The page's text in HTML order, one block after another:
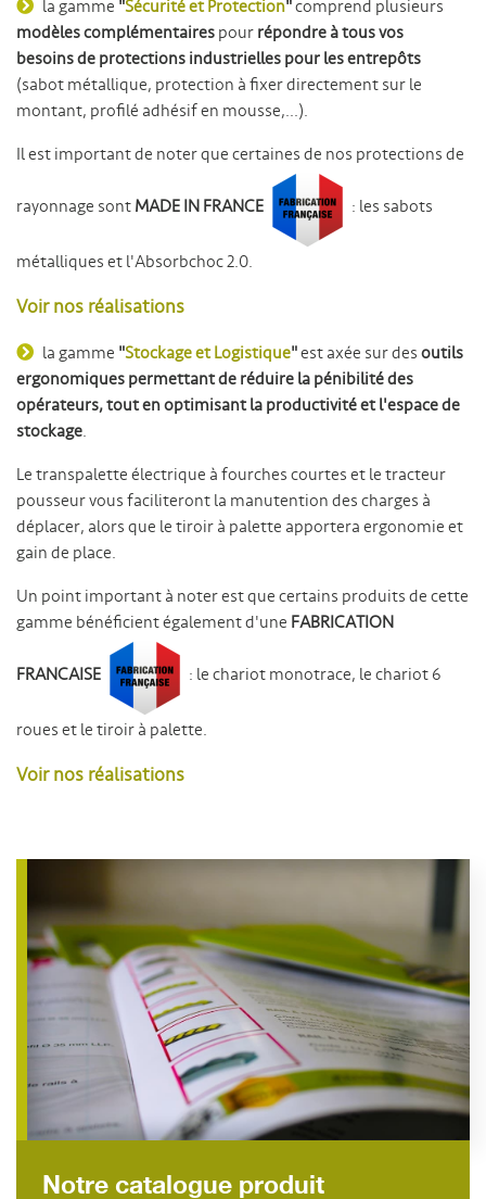
la gamme "Sécurité et Protection"comprend plusieurs
modèles complémentaires pour répondre à tous vos
besoins de protections industrielles pour les entrepôts
(sabot métallique, protection à fixer directement sur le
montant, profilé adhésif en mousse,...).
Il est important de noter que certaines de nos protections de
rayonnage sont MADE IN FRANCE : les sabots
métalliques et l'Absorbchoc 2.0.
Voir nos réalisations
la gamme "Stockage et Logistique"est axée sur des outils
ergonomiques permettant de réduire la pénibilité des
opérateurs, tout en optimisant la productivité et l'espace de
stockage.
Le transpalette électrique à fourches courtes et le tracteur
pousseur vous faciliteront la manutention des charges à
déplacer, alors que le tiroir à palette apportera ergonomie et
gain de place.
Un point important à noter est que certains produits de cette
gamme bénéficient également d'une FABRICATION
FRANCAISE : le chariot monotrace, le chariot 6
roues et le tiroir à palette.
Voir nos réalisations
Notre catalogue produit